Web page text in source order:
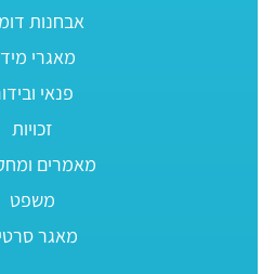
אבחנות
מאגרי
פנאי
זכויות
מאמרים
משפט
מאגר